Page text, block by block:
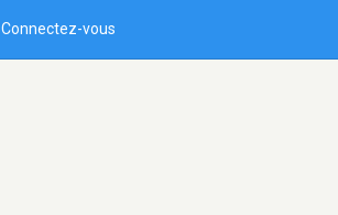
Connectez-vous